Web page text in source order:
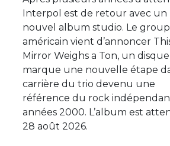
Interpol est de retour avec un
nouvel album studio. Le
américain vient d’annoncer
Mirror Weighs a Ton, un
marque une nouvelle étape
carrière du trio devenu une
référence du rock
années 2000. L’album est
28 août 2026.